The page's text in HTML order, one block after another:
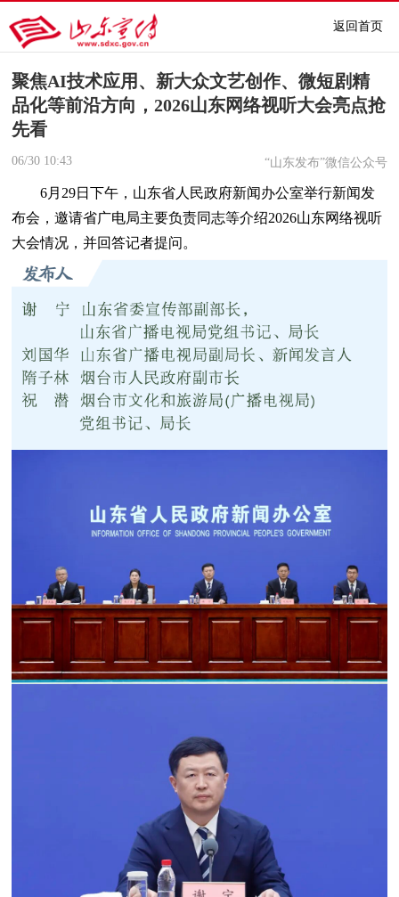
返回首页
聚焦AI技术应用、新大众文艺创作、微短剧精
品化等前沿方向，2026山东网络视听大会亮点抢
先看
06/30 10:43 “山东发布”微信公众号
6月29日下午，山东省人民政府新闻办公室举行新闻发
布会，邀请省广电局主要负责同志等介绍2026山东网络视听
大会情况，并回答记者提问。